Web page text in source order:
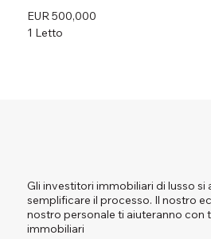
EUR 500,000
1 Letto
Gli investitori immobiliari di lusso si
semplificare il processo. Il nostro
nostro personale ti aiuteranno con
immobiliari